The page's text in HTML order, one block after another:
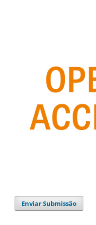
Enviar Submissão